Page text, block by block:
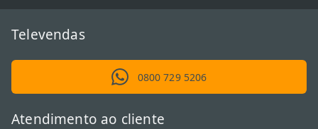
Televendas
0800 729 5206
Atendimento ao cliente